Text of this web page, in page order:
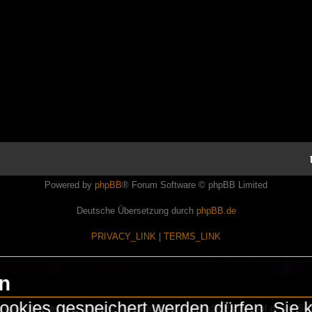
Powered by phpBB® Forum Software © phpBB Limited
Deutsche Übersetzung durch phpBB.de
PRIVACY_LINK TERMS_LINK
Wir sind nicht kommerziell und die Banner auf dieser
gespeichert werden dürfen. Sie